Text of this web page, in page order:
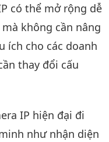
có thể mở rộng dễ
không cần nâng
ích cho các doanh
thay đổi cấu
IP hiện đại đi
như nhận diện